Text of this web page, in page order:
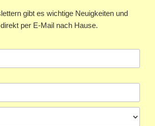
gibt es wichtige Neuigkeiten und
per E-Mail nach Hause.